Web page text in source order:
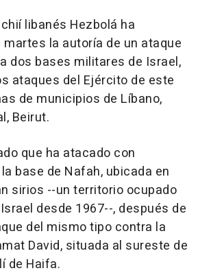
libanés Hezbolá ha
la autoría de un ataque
dos bases militares de Israel,
ataques del Ejército de este
de municipios de Líbano,
Beirut.
que ha atacado con
base de Nafah, ubicada en
sirios --un territorio ocupado
desde 1967--, después de
del mismo tipo contra la
David, situada al sureste de
de Haifa.